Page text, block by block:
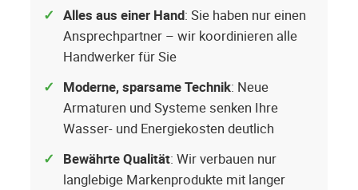
Alles aus einer Hand: Sie haben nur einen
Ansprechpartner – wir koordinieren alle
Handwerker für Sie
Moderne, sparsame Technik: Neue
Armaturen und Systeme senken Ihre
Wasser- und Energiekosten deutlich
Bewährte Qualität: Wir verbauen nur
langlebige Markenprodukte mit langer